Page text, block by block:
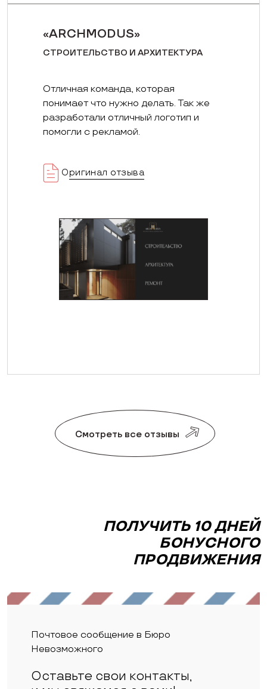
«ARCHMODUS»
СТРОИТЕЛЬСТВО И АРХИТЕКТУРА
Отличная команда, которая
понимает что нужно делать. Так же
разработали отличный логотип и
помогли с рекламой.
Оригинал отзыва
Смотреть все отзывы
ПОЛУЧИТЬ 10 ДНЕЙ
БОНУСНОГО
ПРОДВИЖЕНИЯ
Почтовое сообщение в Бюро
Невозможного
Оставьте свои контакты,